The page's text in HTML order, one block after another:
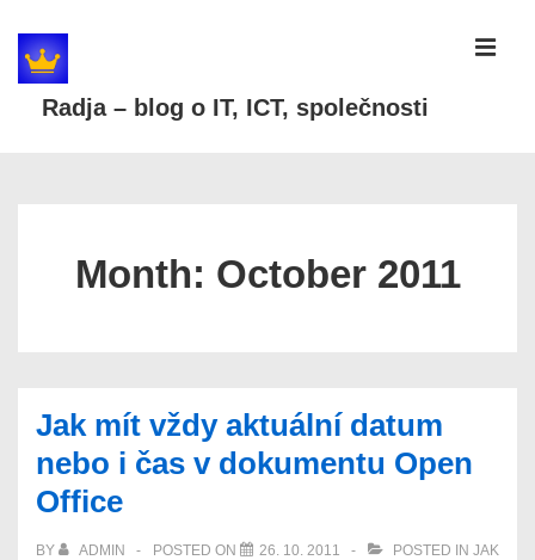
Skip
Radja – blog o IT, ICT, společnosti
Month: October 2011
Jak mít vždy aktuální datum
nebo i čas v dokumentu Open
Office
BY ADMIN POSTED ON 26. 10. 2011 POSTED IN JAK